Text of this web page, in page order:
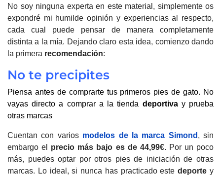
No soy ninguna experta en este material, simplemente os
expondré mi humilde opinión y experiencias al respecto,
cada cual puede pensar de manera completamente
distinta a la mía. Dejando claro esta idea, comienzo dando
la primera recomendación:
No te precipites
Piensa antes de comprarte tus primeros pies de gato. No
vayas directo a comprar a la tienda deportivay prueba
otras marcas
Cuentan con varios modelos de la marca Simond , sin
embargo el precio más bajo es de 44,99€. Por un poco
más, puedes optar por otros pies de iniciación de otras
marcas. Lo ideal, si nunca has practicado estedeporte y